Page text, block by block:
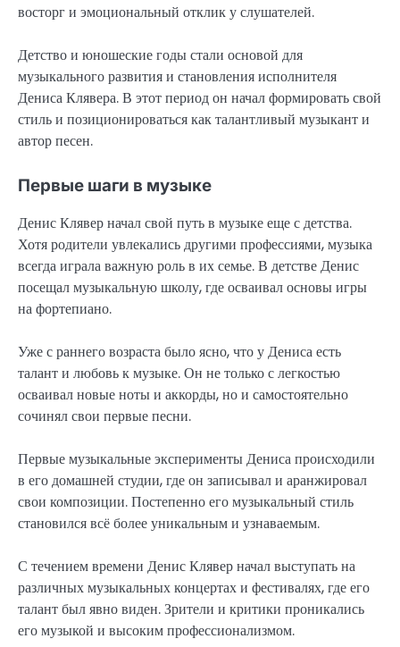
восторг и эмоциональный отклик у слушателей.
Детство и юношеские годы стали основой для
музыкального развития и становления исполнителя
Дениса Клявера. В этот период он начал формировать свой
стиль и позиционироваться как талантливый музыкант и
автор песен.
Первые шаги в музыке
Денис Клявер начал свой путь в музыке еще с детства.
Хотя родители увлекались другими профессиями, музыка
всегда играла важную роль в их семье. В детстве Денис
посещал музыкальную школу, где осваивал основы игры
на фортепиано.
Уже с раннего возраста было ясно, что у Дениса есть
талант и любовь к музыке. Он не только с легкостью
осваивал новые ноты и аккорды, но и самостоятельно
сочинял свои первые песни.
Первые музыкальные эксперименты Дениса происходили
в его домашней студии, где он записывал и аранжировал
свои композиции. Постепенно его музыкальный стиль
становился всё более уникальным и узнаваемым.
С течением времени Денис Клявер начал выступать на
различных музыкальных концертах и фестивалях, где его
талант был явно виден. Зрители и критики проникались
его музыкой и высоким профессионализмом.